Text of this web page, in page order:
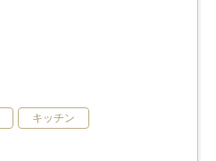
キッチン